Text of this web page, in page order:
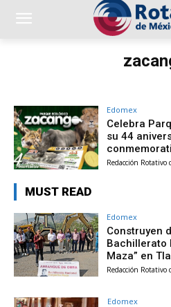
Edomex
Celebra
su 44
Redacción Rotativo
MUST READ
Edomex
Construyen
Bachillerato
Maza” en
Redacción Rotativo
Edomex